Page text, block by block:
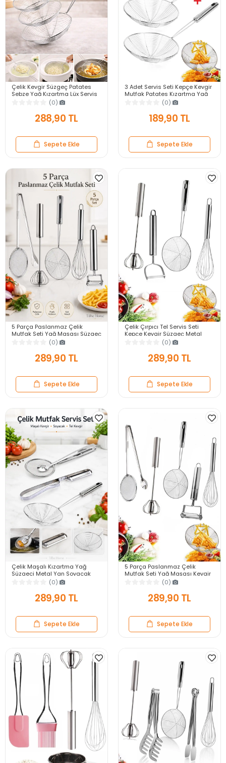
Çelik Kevgir Süzgeç Patates
Sebze Yağ Kızartma Lüx Servis
Seti Mutfak Tel Kepçe Kızartma
(0)
288,90 TL
Sepete Ekle
3 Adet Servis Seti Kepçe Kevgir
Mutfak Patates Kızartma Yağ
Süzgeci Çelik Kevgir Kepçe
(0)
189,90 TL
Sepete Ekle
5 Parça Paslanmaz Çelik
Mutfak Seti Yağ Maşası Süzgeç
Kevgir Kepçe Basçek Çırpıcı Tel
Çırpıcı Patates Soyacak
(0)
289,90 TL
Sepete Ekle
Çelik Çırpıcı Tel Servis Seti
Kepçe Kevgir Süzgeç Metal
Patates Soyacağı Basmalı
Yumurta Çırpıcısı
(0)
289,90 TL
Sepete Ekle
Çelik Maşalı Kızartma Yağ
Süzgeci Metal Yan Soyacak
Patates Soyacak Servis Seti
Kepçe Kevgir Süzgeç
(0)
289,90 TL
Sepete Ekle
5 Parça Paslanmaz Çelik
Mutfak Seti Yağ Maşası Kevgir
Kepçe Tel Çırpıcı Patates Sebze
(0)
289,90 TL
Sepete Ekle